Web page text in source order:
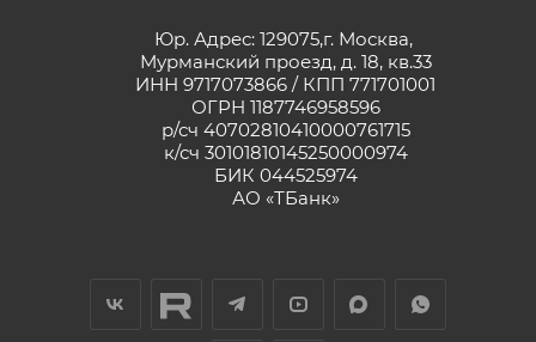
Юр. Адрес: 129075,г. Москва,
Мурманский проезд, д. 18, кв.33
ИНН 9717073866 / КПП 771701001
ОГРН 1187746958596
р/сч 40702810410000761715
к/сч 30101810145250000974
БИК 044525974
АО «ТБанк»